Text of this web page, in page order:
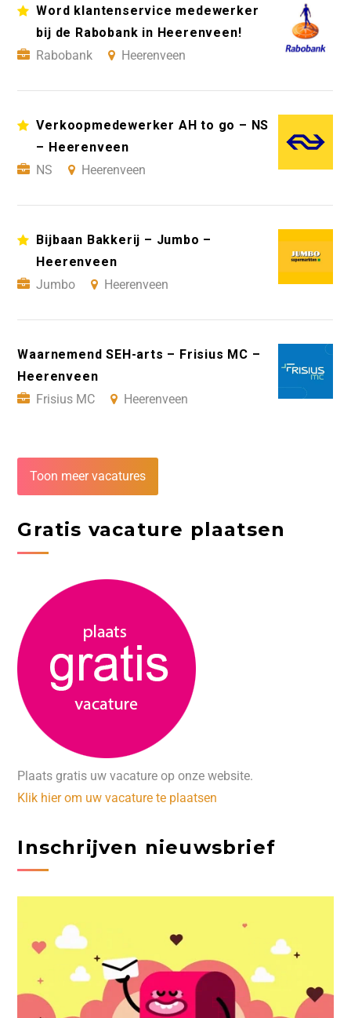
Word klantenservice medewerker
bij de Rabobank in Heerenveen!
Rabobank
Heerenveen
Verkoopmedewerker AH to go – NS
– Heerenveen
NS
Heerenveen
Bijbaan Bakkerij – Jumbo –
Heerenveen
Jumbo
Heerenveen
Waarnemend SEH-arts – Frisius MC –
Heerenveen
Frisius MC
Heerenveen
Toon meer vacatures
Gratis vacature plaatsen
Plaats gratis uw vacature op onze website.
Klik hier om uw vacature te plaatsen
Inschrijven nieuwsbrief